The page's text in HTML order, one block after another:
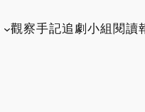
觀察手記追劇小組閱讀